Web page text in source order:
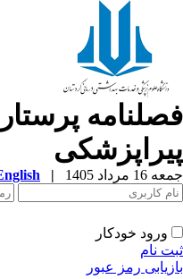
مرداد 1405 |
English
ورود خودکار
نام
رمز عبور